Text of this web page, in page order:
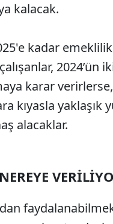
kalacak.
kadar
2024’ün
karar
kıyasla yaklaşık
alacaklar.